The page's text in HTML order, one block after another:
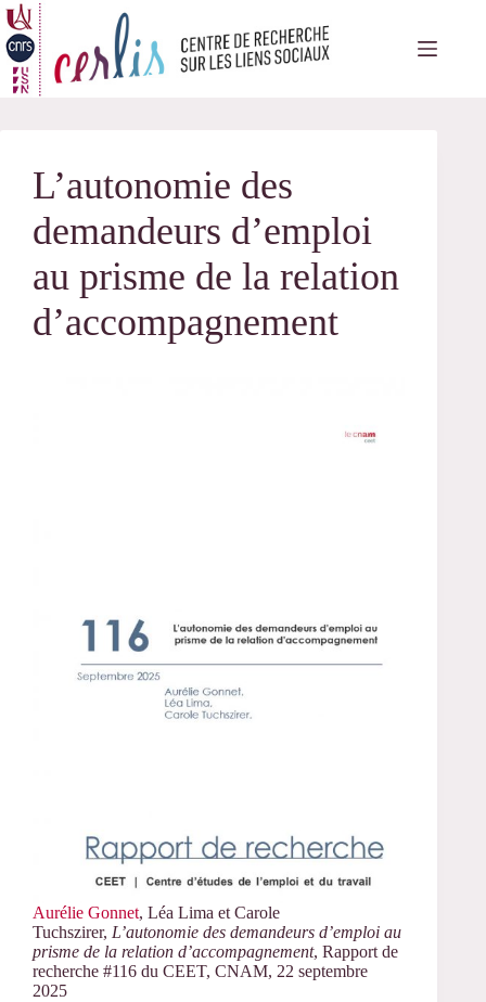
Passer
au
contenu
L’autonomie des
demandeurs d’emploi
au prisme de la relation
d’accompagnement
Aurélie Gonnet, Léa Lima et Carole
Tuchszirer, L’autonomie des demandeurs d’emploi au
prisme de la relation d’accompagnement, Rapport de
recherche #116 du CEET, CNAM, 22 septembre
2025